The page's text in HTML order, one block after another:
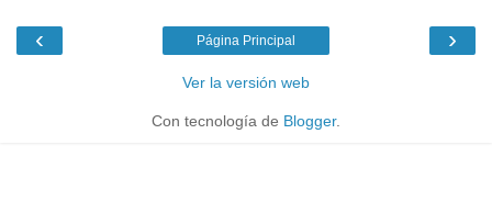
‹ ›
Página Principal
Ver la versión web
Con tecnología de Blogger.